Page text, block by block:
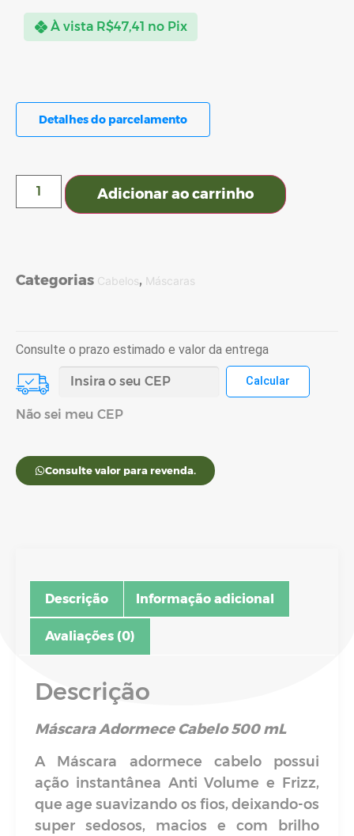
À vista R$47,41 no Pix
Detalhes do parcelamento
Adicionar ao carrinho
Categorias Cabelos, Máscaras
Consulte o prazo estimado e valor da entrega
Não sei meu CEP
Consulte valor para revenda.
Descrição Informação adicional
Avaliações (0)
Descrição
Máscara Adormece Cabelo 500 mL
A Máscara adormece cabelo possui
ação instantânea Anti Volume e Frizz,
que age suavizando os fios, deixando-os
super sedosos, macios e com brilho